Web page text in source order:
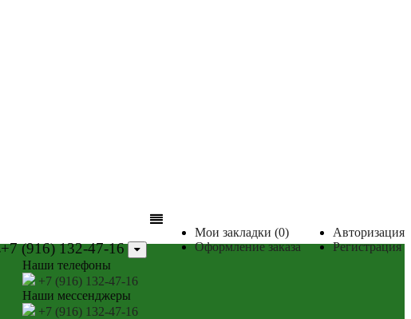
Авторизация
Регистрация
Мои закладки (0)
Оформление заказа
+7 (916) 132-47-16
Наши телефоны
+7 (916) 132-47-16
Наши мессенджеры
+7 (916) 132-47-16